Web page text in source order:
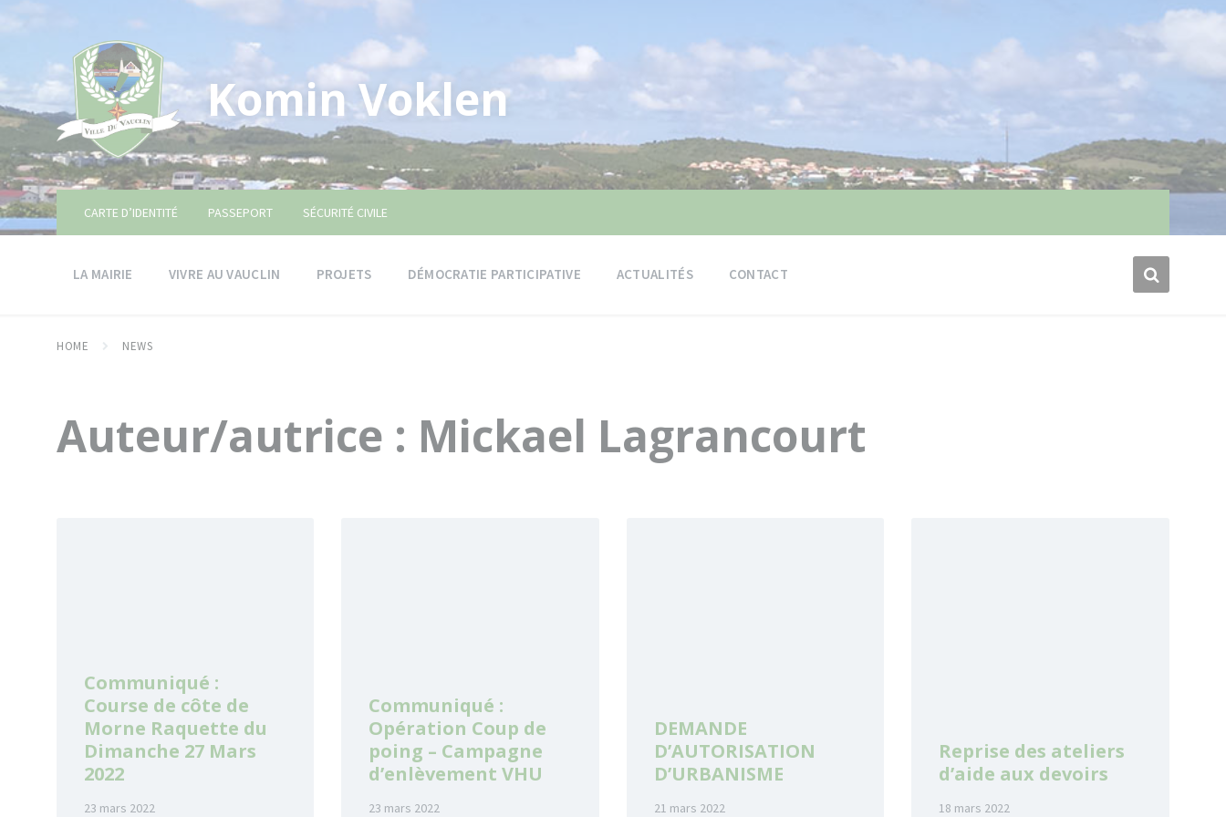
Komin Voklen
CARTE D’IDENTITÉ PASSEPORT SÉCURITÉ CIVILE
LA MAIRIE VIVRE AU VAUCLIN PROJETS DÉMOCRATIE PARTICIPATIVE ACTUALITÉS CONTACT
HOME NEWS
Auteur/autrice : Mickael Lagrancourt
Communiqué :
Course de côte de
Morne Raquette du
Dimanche 27 Mars
2022
23 mars 2022
Communiqué :
Opération Coup de
poing – Campagne
d’enlèvement VHU
23 mars 2022
DEMANDE
D’AUTORISATION
D’URBANISME
21 mars 2022
Reprise des ateliers
d’aide aux devoirs
18 mars 2022